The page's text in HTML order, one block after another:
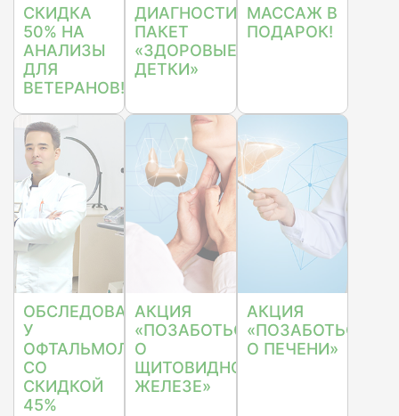
СКИДКА
50% НА
АНАЛИЗЫ
ДЛЯ
ВЕТЕРАНОВ!
ДИАГНОСТИЧЕСКИЙ
ПАКЕТ
«ЗДОРОВЫЕ
ДЕТКИ»
МАССАЖ В
ПОДАРОК!
ОБСЛЕДОВАНИЕ
У
ОФТАЛЬМОЛОГА
СО
СКИДКОЙ
45%
АКЦИЯ
«ПОЗАБОТЬСЯ
О
ЩИТОВИДНОЙ
ЖЕЛЕЗЕ»
АКЦИЯ
«ПОЗАБОТЬСЯ
О ПЕЧЕНИ»